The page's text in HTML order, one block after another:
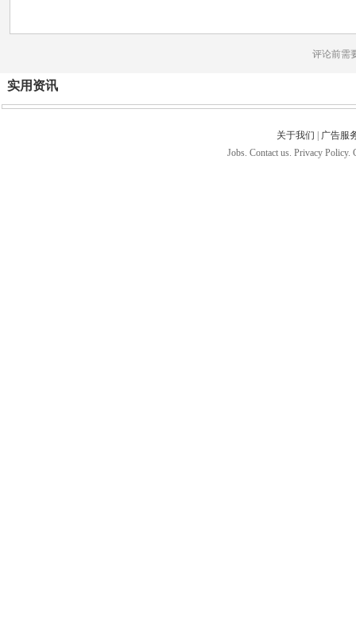
评论前需
实用资讯
关于我们
广告服
Jobs. Contact us. Privacy